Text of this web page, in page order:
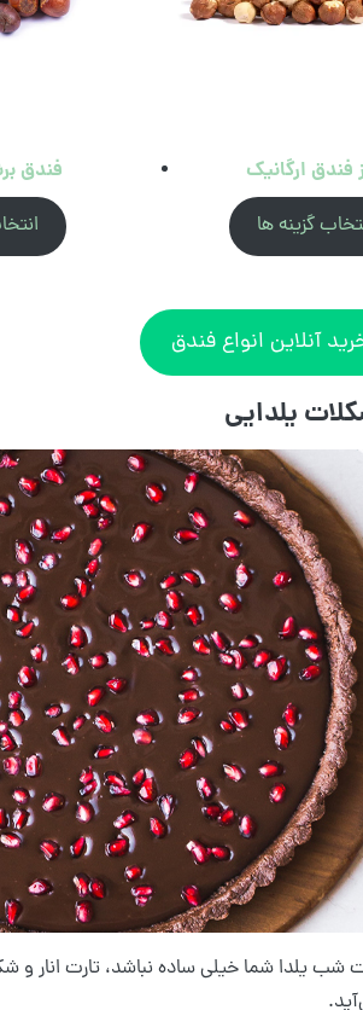
فندق ارگانیک
گزینه ها
فندق
آنلاین انواع فندق
یلدایی
شب یلدا شما خیلی ساده نباشد، تارت انار